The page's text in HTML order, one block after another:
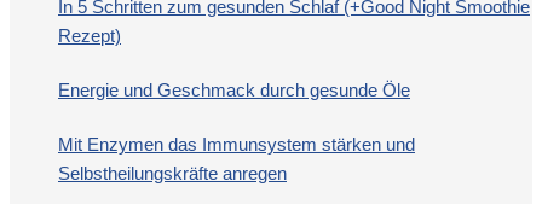
In 5 Schritten zum gesunden Schlaf (+Good Night Smoothie
Rezept)
Energie und Geschmack durch gesunde Öle
Mit Enzymen das Immunsystem stärken und
Selbstheilungskräfte anregen